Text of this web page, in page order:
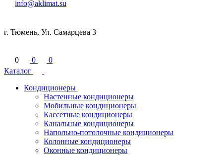
info@aklimat.su
г. Тюмень, Ул. Самарцева 3
0 0
0
Каталог
Кондиционеры
Настенные кондиционеры
Мобильные кондиционеры
Кассетные кондиционеры
Канальные кондиционеры
Напольно-потолочные кондиционеры
Колонные кондиционеры
Оконные кондиционеры